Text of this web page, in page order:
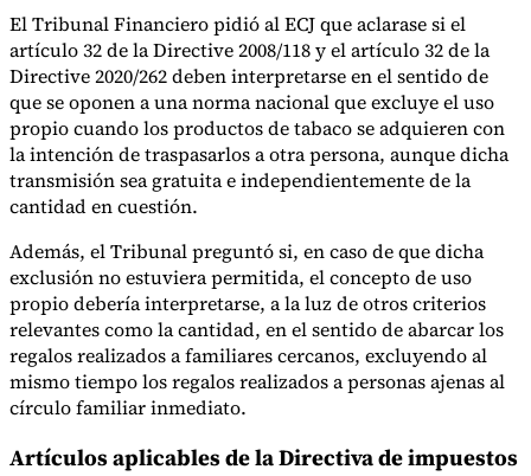
El Tribunal Financiero pidió al ECJ que aclarase si el
artículo 32 de la Directive 2008/118 y el artículo 32 de la
Directive 2020/262 deben interpretarse en el sentido de
que se oponen a una norma nacional que excluye el uso
propio cuando los productos de tabaco se adquieren con
la intención de traspasarlos a otra persona, aunque dicha
transmisión sea gratuita e independientemente de la
cantidad en cuestión.
Además, el Tribunal preguntó si, en caso de que dicha
exclusión no estuviera permitida, el concepto de uso
propio debería interpretarse, a la luz de otros criterios
relevantes como la cantidad, en el sentido de abarcar los
regalos realizados a familiares cercanos, excluyendo al
mismo tiempo los regalos realizados a personas ajenas al
círculo familiar inmediato.
Artículos aplicables de la Directiva de impuestos